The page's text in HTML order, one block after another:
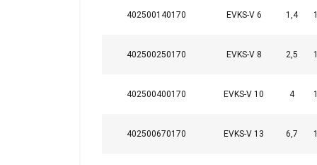
402500140170 EVKS-V 6 1,4
402500250170 EVKS-V 8 2,5
402500400170 EVKS-V 10 4
402500670170 EVKS-V 13 6,7
Ši svetainė
Naudojame
informacija apie
paslaugomis.